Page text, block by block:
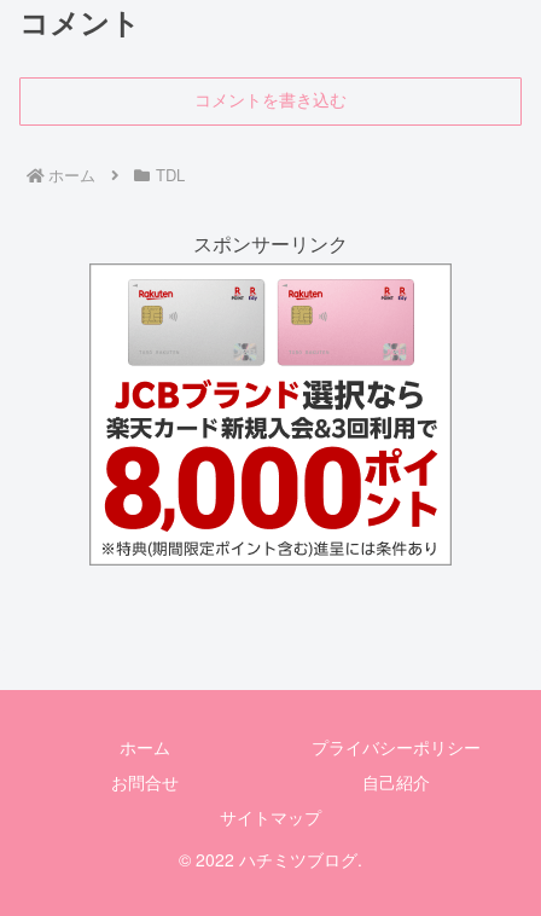
コメント
コメントを書き込む
ホーム TDL
スポンサーリンク
ホーム
プライバシーポリシー
お問合せ
自己紹介
サイトマップ
© 2022 ハチミツブログ.